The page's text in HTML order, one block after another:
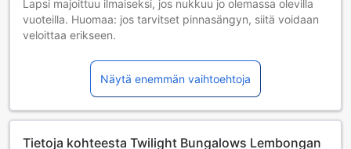
Lapsi majoittuu ilmaiseksi, jos nukkuu jo olemassa olevilla
vuoteilla. Huomaa: jos tarvitset pinnasängyn, siitä voidaan
veloittaa erikseen.
tarkista kunkin huoneen kohdalta huonekoko lisätietoa
Kun varaat enemmän kuin 5 huonetta, eri käytännöt ja
ehdot saattavat päteä.
Näytä enemmän vaihtoehtoja
Tietoja kohteesta Twilight Bungalows Lembongan